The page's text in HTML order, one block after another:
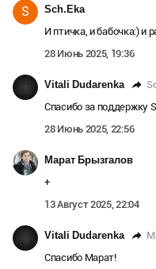
S Sch.Eka
И птичка, и бабочка:) и
28 Июнь 2025, 19:36
Vitali Dudarenka
Спасибо за поддержку
28 Июнь 2025, 22:56
Марат Брызгалов
+
13 Август 2025, 22:04
Vitali Dudarenka
Спасибо Марат!